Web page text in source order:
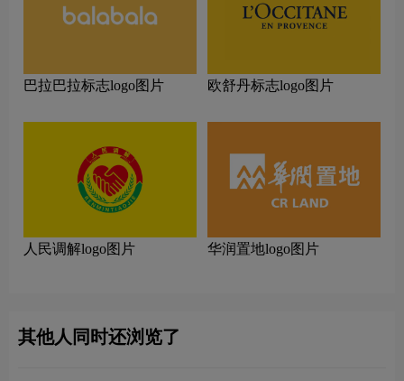
巴拉巴拉标志logo图片 欧舒丹标志logo图片
人民调解logo图片 华润置地logo图片
其他人同时还浏览了